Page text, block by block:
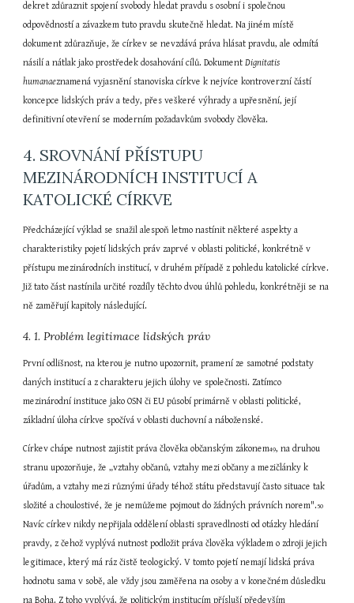
dekret zdůraznit spojení svobody hledat pravdu s osobní i společnou
odpovědností a závazkem tuto pravdu skutečně hledat. Na jiném místě
dokument zdůrazňuje, že církev se nevzdává práva hlásat pravdu, ale odmítá
násilí a nátlak jako prostředek dosahování cílů. Dokument Dignitatis
humanaeznamená vyjasnění stanoviska církve k nejvíce kontroverzní částí
koncepce lidských práv a tedy, přes veškeré výhrady a upřesnění, její
definitivní otevření se moderním požadavkům svobody člověka.
4. SROVNÁNÍ PŘÍSTUPU
MEZINÁRODNÍCH INSTITUCÍ A
KATOLICKÉ CÍRKVE
Předcházející výklad se snažil alespoň letmo nastínit některé aspekty a
charakteristiky pojetí lidských práv zaprvé v oblasti politické, konkrétně v
přístupu mezinárodních institucí, v druhém případě z pohledu katolické církve.
Již tato část nastínila určité rozdíly těchto dvou úhlů pohledu, konkrétněji se na
ně zaměřují kapitoly následující.
4. 1. Problém legitimace lidských práv
První odlišnost, na kterou je nutno upozornit, pramení ze samotné podstaty
daných institucí a z charakteru jejich úlohy ve společnosti. Zatímco
mezinárodní instituce jako OSN či EU působí primárně v oblasti politické,
základní úloha církve spočívá v oblasti duchovní a náboženské.
Církev chápe nutnost zajistit práva člověka občanským zákonem49, na druhou
stranu upozorňuje, že „vztahy občanů, vztahy mezi občany a mezičlánky k
úřadům, a vztahy mezi různými úřady téhož státu představují často situace tak
složité a choulostivé, že je nemůžeme pojmout do žádných právních norem".50
Navíc církev nikdy nepřijala oddělení oblasti spravedlnosti od otázky hledání
pravdy, z čehož vyplývá nutnost podložit práva člověka výkladem o zdroji jejich
legitimace, který má ráz čistě teologický. V tomto pojetí nemají lidská práva
hodnotu sama v sobě, ale vždy jsou zaměřena na osoby a v konečném důsledku
na Boha. Z toho vyplývá, že politickým institucím přísluší především